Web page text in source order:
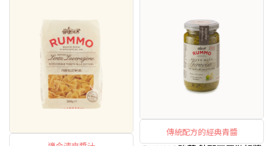
傳統配方的經典青醬